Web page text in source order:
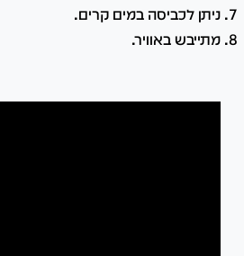
ניתן לכביסה במים קרים.
מתייבש באוויר.